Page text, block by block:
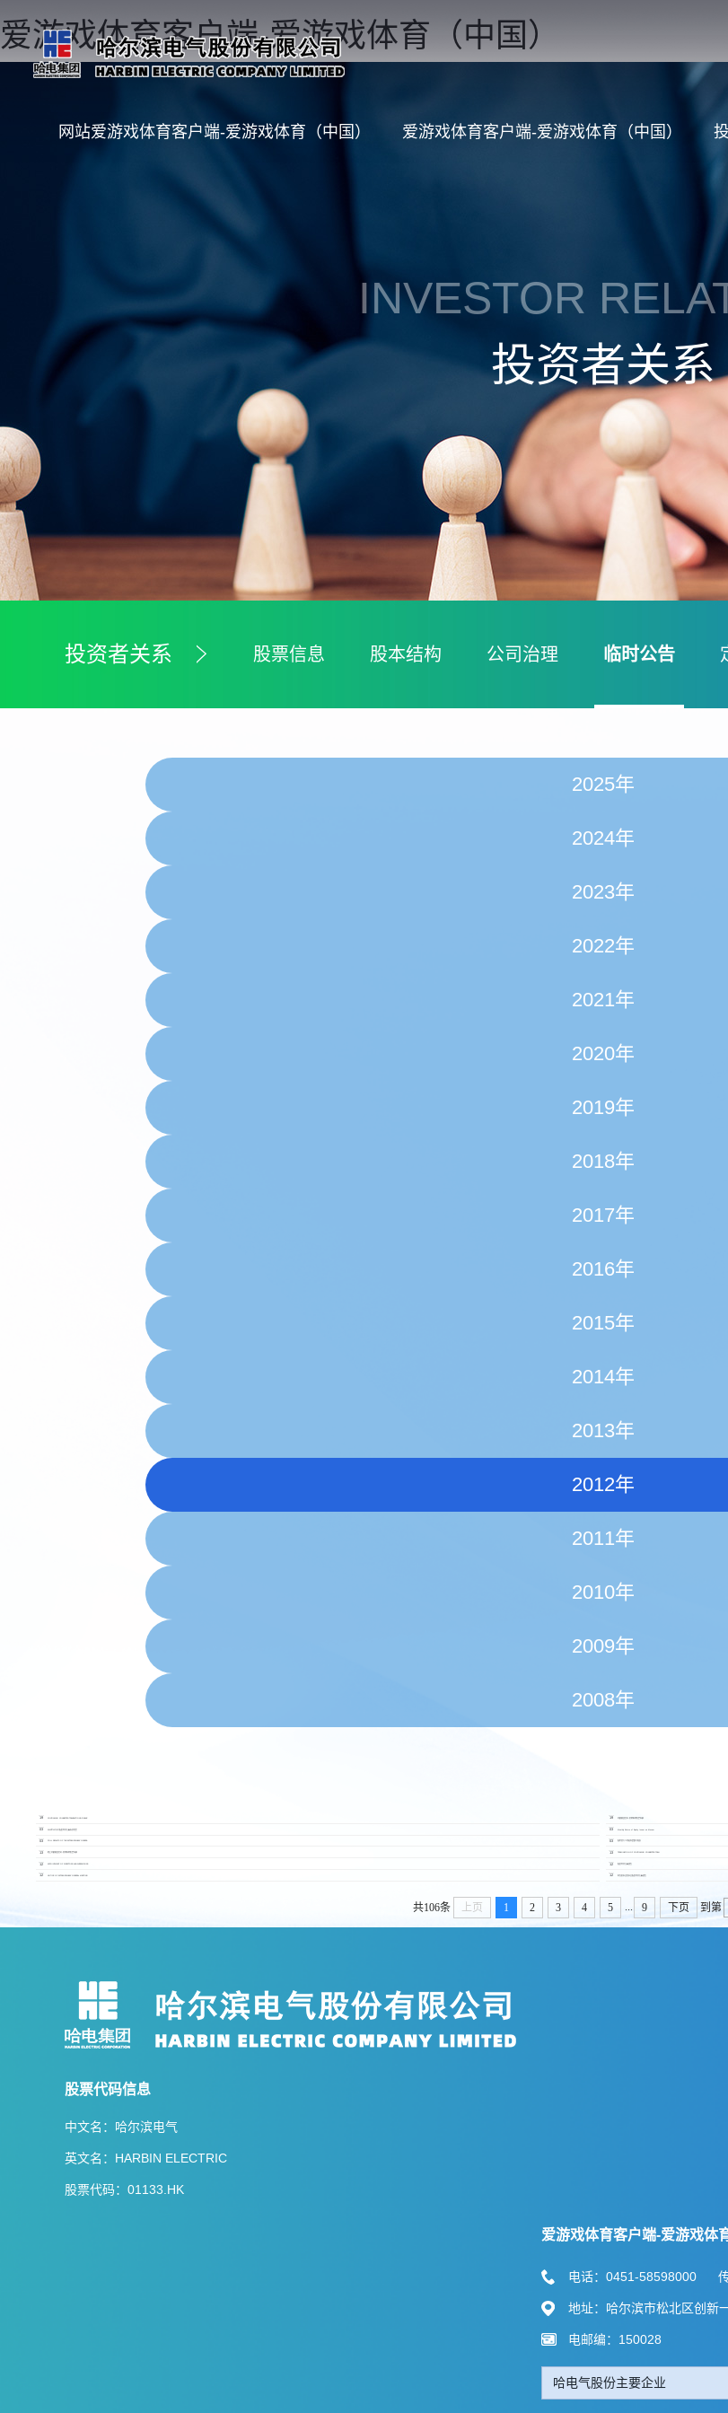
爱游戏体育客户端-爱游戏体育（中国）
网站爱游戏体育客户端-爱游戏体育（中国） 爱游戏体育客户端-爱游戏体育（中国）
INVESTOR
投资者关系
投资者关系 股票信息 股本结构 公司治理 临时公告
2025年
2024年
2023年
2022年
2021年
2020年
2019年
2018年
2017年
2016年
2015年
2014年
2013年
2012年
2011年
2010年
2009年
2008年
19 19
03 2012年12月3日股東特別大會投票結果 03 Monthly Return of Equity Issuer on Movem
03 03
13 13
12 12
12 12
共106条 上页 1 2 3 4 5 ... 9 下页 到第
股票代码信息
中文名：哈尔滨电气
英文名：HARBIN ELECTRIC
股票代码：01133.HK
爱游戏体育客户端-爱游戏体
电话：0451-58598000 传
地址：哈尔滨市松北区创新
电邮编：150028
哈电气股份主要企业